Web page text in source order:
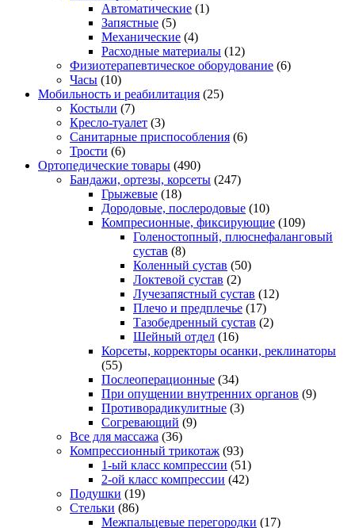
Автоматические (1)
Запястные (5)
Механические (4)
Расходные материалы (12)
Физиотерапевтическое оборудование (6)
Часы (10)
Мобильность и реабилитация (25)
Костыли (7)
Кресло-туалет (3)
Санитарные приспособления (6)
Трости (6)
Ортопедические товары (490)
Бандажи, ортезы, корсеты (247)
Грыжевые (18)
Дородовые, послеродовые (10)
Компресионные, фиксирующие (109)
Голеностопный, плюснефаланговый
сустав (8)
Коленный сустав (50)
Локтевой сустав (2)
Лучезапястный сустав (12)
Плечо и предплечье (17)
Тазобедренный сустав (2)
Шейный отдел (16)
Корсеты, корректоры осанки, реклинаторы
(55)
Послеоперационные (34)
При опущении внутренних органов (9)
Противорадикулитные (3)
Согревающий (9)
Все для массажа (36)
Компрессионный трикотаж (93)
1-ый класс компрессии (51)
2-ой класс компрессии (42)
Подушки (19)
Стельки (86)
Межпальцевые перегородки (17)